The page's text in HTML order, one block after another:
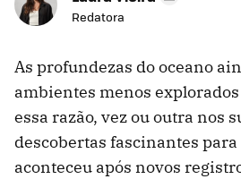
Redatora
As profundezas do oceano
ambientes menos
essa razão, vez ou outra nos
descobertas fascinantes para
aconteceu após novos